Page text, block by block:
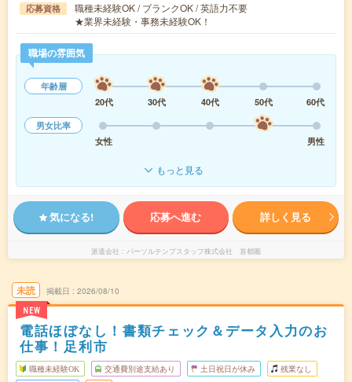
応募資格
職種未経験OK / ブランクOK / 英語力不要
★業界未経験・事務未経験OK！
職場の雰囲気
年齢層
20代
30代 40代 50代
60代
男女比率
女性
男性
もっと見る
気になる! 応募へ進む 詳しく見る
派遣会社 パーソルテンプスタッフ株式会社 首都圏
未読
NEW
掲載日 2026/08/10
電話ほぼなし！書類チェック＆データ入力のお
仕事！足利市
職種未経験OK 交通費別途支給あり 土日祝日が休み 残業なし